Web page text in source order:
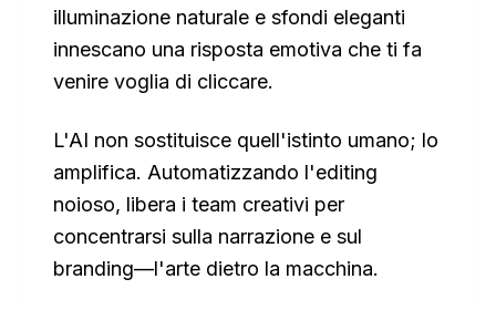
illuminazione naturale e sfondi eleganti
innescano una risposta emotiva che ti fa
venire voglia di cliccare.
L'AI non sostituisce quell'istinto umano; lo
amplifica. Automatizzando l'editing
noioso, libera i team creativi per
concentrarsi sulla narrazione e sul
branding—l'arte dietro la macchina.